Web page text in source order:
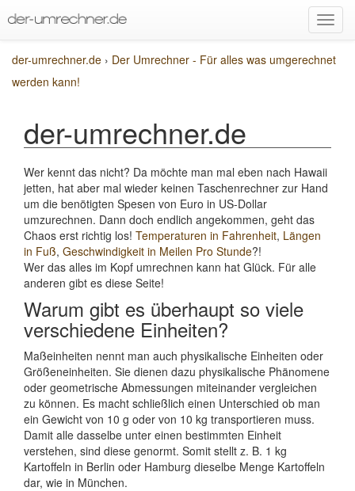
der-umrechner.de › Der Umrechner - Für alles was umgerechnet
werden kann!
der-umrechner.de
Wer kennt das nicht? Da möchte man mal eben nach Hawaii
jetten, hat aber mal wieder keinen Taschenrechner zur Hand
um die benötigten Spesen von Euro in US-Dollar
umzurechnen. Dann doch endlich angekommen, geht das
Chaos erst richtig los! Temperaturen in Fahrenheit, Längen
in Fuß, Geschwindigkeit in Meilen Pro Stunde?!
Wer das alles im Kopf umrechnen kann hat Glück. Für alle
anderen gibt es diese Seite!
Warum gibt es überhaupt so viele
verschiedene Einheiten?
Maßeinheiten nennt man auch physikalische Einheiten oder
Größeneinheiten. Sie dienen dazu physikalische Phänomene
oder geometrische Abmessungen miteinander vergleichen
zu können. Es macht schließlich einen Unterschied ob man
ein Gewicht von 10 g oder von 10 kg transportieren muss.
Damit alle dasselbe unter einen bestimmten Einheit
verstehen, sind diese genormt. Somit stellt z. B. 1 kg
Kartoffeln in Berlin oder Hamburg dieselbe Menge Kartoffeln
dar, wie in München.